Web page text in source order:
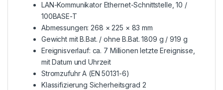
LAN-Kommunikator Ethernet-Schnittstelle, 10 /
100BASE-T
Abmessungen: 268 × 225 × 83 mm
Gewicht mit B.Bat. / ohne B.Bat. 1809 g / 919 g
Ereignisverlauf: ca. 7 Millionen letzte Ereignisse,
mit Datum und Uhrzeit
Stromzufuhr A (EN 50131-6)
Klassifizierung Sicherheitsgrad 2